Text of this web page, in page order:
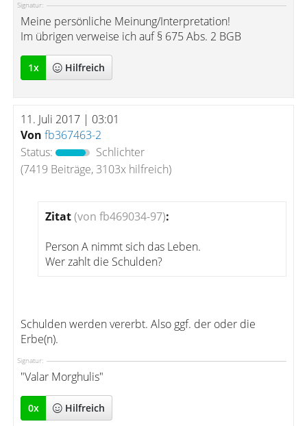
Signatur:
Meine persönliche Meinung/Interpretation!
Im übrigen verweise ich auf § 675 Abs. 2 BGB
1x Hilfreich
11. Juli 2017 | 03:01
Von fb367463-2
Status:
Schlichter
(7419 Beiträge, 3103x hilfreich)
Zitat(von fb469034-97):
Person A nimmt sich das Leben.
Wer zahlt die Schulden?
Schulden werden vererbt. Also ggf. der oder die
Erbe(n).
Signatur:
"Valar Morghulis"
0x Hilfreich